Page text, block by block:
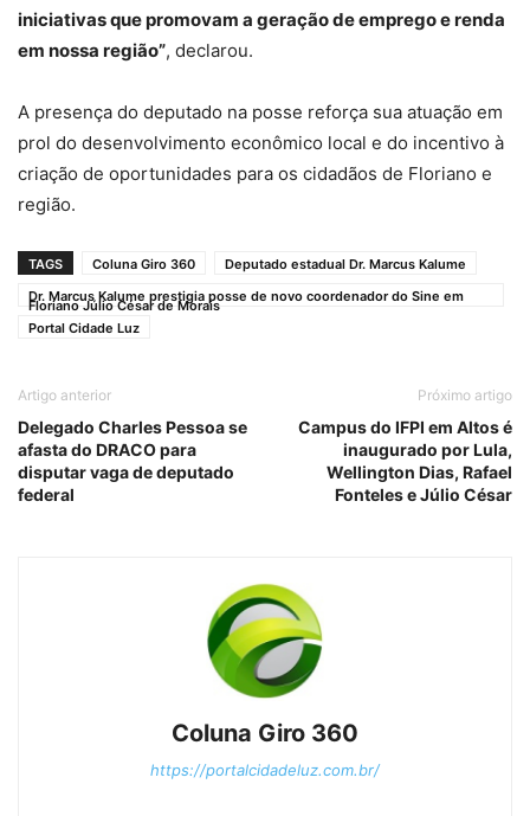
iniciativas que promovam a geração de emprego e renda
em nossa região”, declarou.
A presença do deputado na posse reforça sua atuação em
prol do desenvolvimento econômico local e do incentivo à
criação de oportunidades para os cidadãos de Floriano e
região.
TAGS Coluna Giro 360
Deputado estadual Dr. Marcus Kalume
Dr. Marcus Kalume prestigia posse de novo coordenador do Sine em
Floriano Júlio César de Morais
Portal Cidade Luz
Artigo anterior
Delegado Charles Pessoa se
afasta do DRACO para
disputar vaga de deputado
federal
Próximo artigo
Campus do IFPI em Altos é
inaugurado por Lula,
Wellington Dias, Rafael
Fonteles e Júlio César
Coluna Giro 360
https://portalcidadeluz.com.br/